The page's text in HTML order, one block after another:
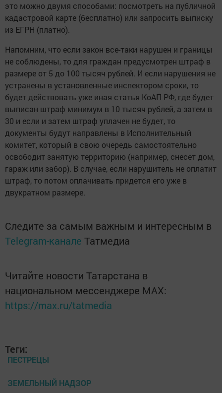
это можно двумя способами: посмотреть на публичной
кадастровой карте (бесплатно) или запросить выписку
из ЕГРН (платно).
Напомним, что если закон все-таки нарушен и границы
не соблюдены, то для граждан предусмотрен штраф в
размере от 5 до 100 тысяч рублей. И если нарушения не
устранены в установленные инспектором сроки, то
будет действовать уже иная статья КоАП РФ, где будет
выписан штраф минимум в 10 тысяч рублей, а затем в
30 и если и затем штраф уплачен не будет, то
документы будут направлены в Исполнительный
комитет, который в свою очередь самостоятельно
освободит занятую территорию (например, снесет дом,
гараж или забор). В случае, если нарушитель не оплатит
штраф, то потом оплачивать придется его уже в
двукратном размере.
Следите за самым важным и интересным в
Telegram-канале Татмедиа
Читайте новости Татарстана в
национальном мессенджере MАХ:
https://max.ru/tatmedia
Теги:
ПЕСТРЕЦЫ
ЗЕМЕЛЬНЫЙ НАДЗОР